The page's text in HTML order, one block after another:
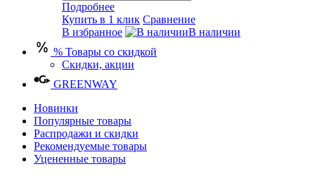
Подробнее
Купить в 1 клик Сравнение
В избранное
В наличии
% Товары со скидкой
Скидки, акции
GREENWAY
Новинки
Популярные товары
Распродажи и скидки
Рекомендуемые товары
Уцененные товары